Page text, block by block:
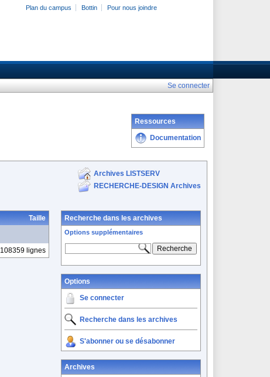
Plan du campus Bottin Pour nous joindre
Se connecter
Ressources
Documentation
Archives LISTSERV
RECHERCHE-DESIGN Archives
Taille
108359 lignes
Recherche dans les archives
Options supplémentaires
Options
Se connecter
Recherche dans les archives
S'abonner ou se désabonner
Archives